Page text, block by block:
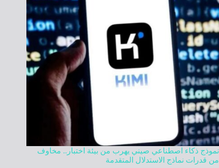
نموذج ذكاء اصطناعي صيني يهرب من بيئة اختبار.. مخاوف
من قدرات نماذج الاستدلال المتقدمة